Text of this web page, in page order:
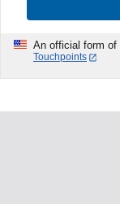
An official form of
Touchpoints